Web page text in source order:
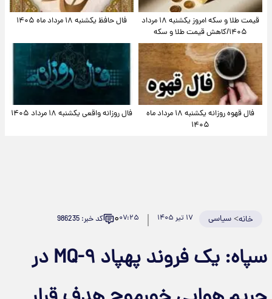
قیمت طلا و سکه امروز یکشنبه ۱۸ مرداد
۱۴۰۵/کاهش قیمت طلا و سکه
فال حافظ یکشنبه ۱۸ مرداد ماه ۱۴۰۵
فال قهوه روزانه یکشنبه ۱۸ مرداد ماه
۱۴۰۵
فال روزانه واقعی یکشنبه ۱۸ مرداد ۱۴۰۵
خانه>سیاسی ۰۷:۲۵۰ کد خبر: 986235
سپاه: یک فروند پهپاد MQ-۹ در